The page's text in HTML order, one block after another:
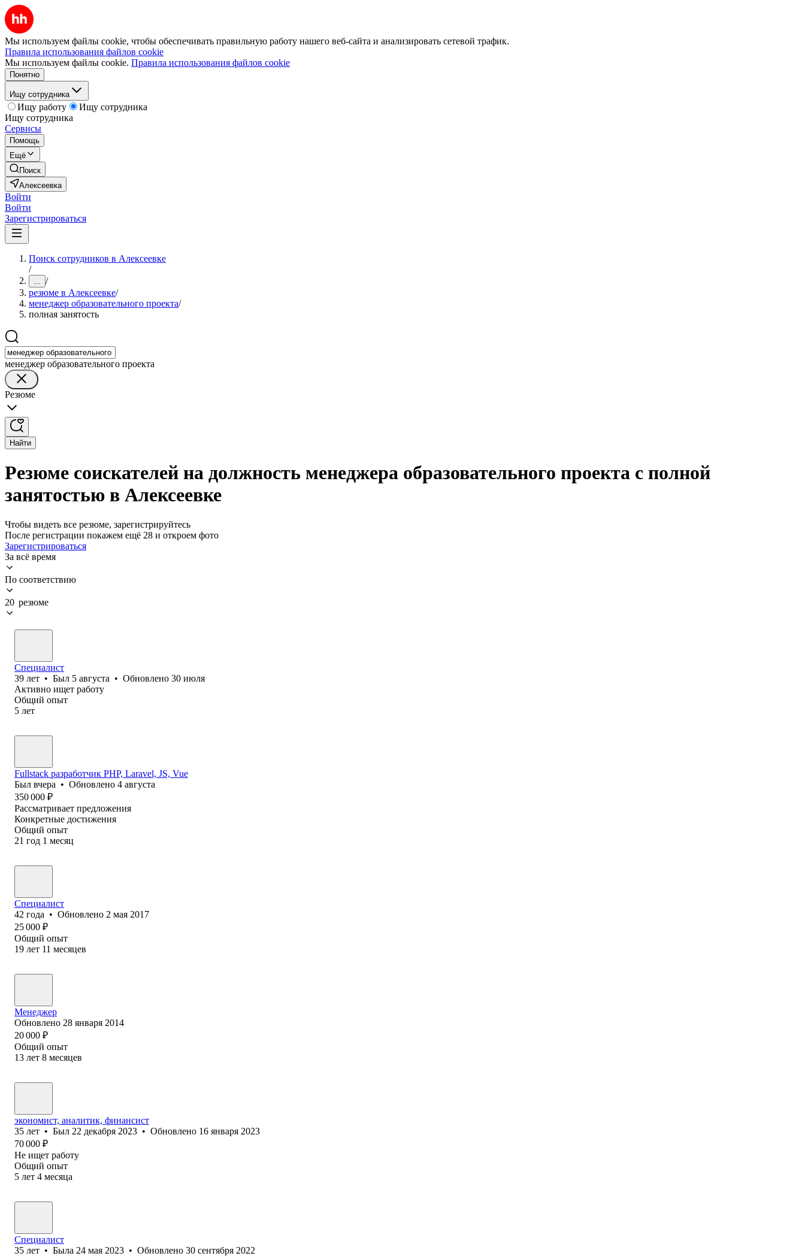
Мы используем файлы cookie, чтобы обеспечивать правильную работу нашего веб-сайта и анализировать сетевой трафик.
Правила использования файлов cookie
Мы используем файлы cookie. Правила использования файлов cookie
Понятно
Ищу сотрудника
Ищу работу
Ищу сотрудника
Ищу сотрудника
Сервисы
Помощь
Ещё
Поиск
Алексеевка
Войти
Войти
Зарегистрироваться
Поиск сотрудников в Алексеевке
/
... /
резюме в Алексеевке/
менеджер образовательного проекта/
полная занятость
менеджер образовательного проекта
Резюме
Найти
Резюме соискателей на должность менеджера образовательного проекта с полной
занятостью в Алексеевке
Чтобы видеть все резюме, зарегистрируйтесь
После регистрации покажем ещё 28 и откроем фото
Зарегистрироваться
За всё время
По соответствию
20 резюме
Специалист
39 лет • Был 5 августа • Обновлено 30 июля
Активно ищет работу
Общий опыт
5 лет
Fullstack разработчик PHP, Laravel, JS, Vue
Был вчера • Обновлено 4 августа
350 000 ₽
Рассматривает предложения
Конкретные достижения
Общий опыт
21 год 1 месяц
Специалист
42 года • Обновлено 2 мая 2017
25 000 ₽
Общий опыт
19 лет 11 месяцев
Менеджер
Обновлено 28 января 2014
20 000 ₽
Общий опыт
13 лет 8 месяцев
экономист, аналитик, финансист
35 лет • Был 22 декабря 2023 • Обновлено 16 января 2023
70 000 ₽
Не ищет работу
Общий опыт
5 лет 4 месяца
Специалист
35 лет • Была 24 мая 2023 • Обновлено 30 сентября 2022